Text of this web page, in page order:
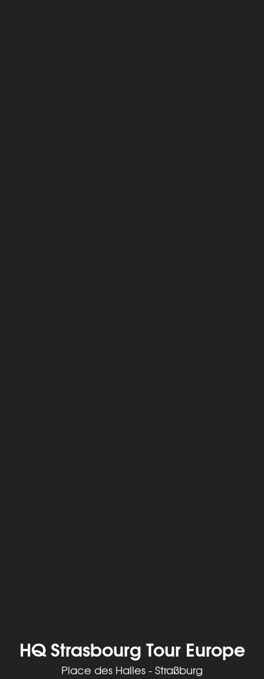
HQ Strasbourg Tour Europe
Place des Halles - Straßburg